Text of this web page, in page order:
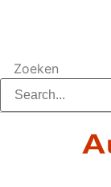
Zoeken